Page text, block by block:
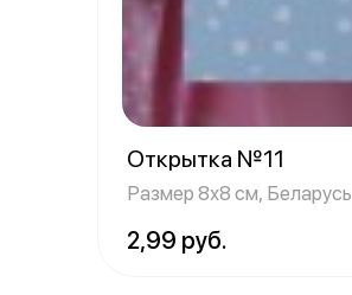
Открытка №11
Размер 8х8 см, Беларусь
2,99 руб.